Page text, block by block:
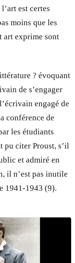
est certes
moins que les
art exprime sont
? évoquant
de s’engager
engagé de
conférence de
les étudiants
pu citer Proust, s’il
et admiré en
il n’est pas inutile
1941-1943 (9).